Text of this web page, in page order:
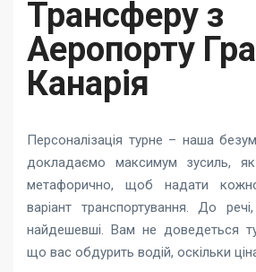
Трансферу з
Аеропорту
Канарія
Персоналізація турне – наша
докладаємо максимум зусиль,
метафорично, щоб надати
варіант транспортування. До
найдешевші. Вам не доведеться
що вас обдурить водій, оскільки